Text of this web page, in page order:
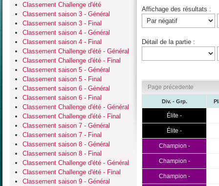
Classement Challenge d'été
Classement saison 3 - Général
Classement saison 3 - Final
Classement saison 4 - Général
Classement saison 4 - Final
Classement Challenge d'été - Général
Classement Challenge d'été - Final
Classement saison 5 - Général
Classement saison 5 - Final
Classement saison 6 - Général
Classement saison 6 - Final
Classement Challenge d'été - Général
Classement Challenge d'été - Final
Classement saison 7 - Général
Classement saison 7 - Final
Classement saison 8 - Général
Classement saison 8 - Final
Classement Challenge d'été - Général
Classement Challenge d'été - Final
Classement saison 9 - Général
Affichage des résultats :
Détail de la partie :
Page précedente
Div. - Grp.
Élite -
Élite -
Champion -
Champion -
Champion -